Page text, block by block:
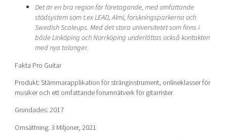
Det är en bra region för företagande, med omfattande
stödsystem som t.ex LEAD, Almi, forskningsparkerna och
Swedish Scaleups. Med det stora universitetet som finns i
både Linköping och Norrköping underlättas också kontakten
med nya talanger.
Fakta Pro Guitar
Produkt: Stämmarapplikation för stränginstrument, onlineklasser för
musiker och ett omfattande forumnätverk för gitarrister
Grundades: 2017
Omsättning: 3 Miljoner, 2021